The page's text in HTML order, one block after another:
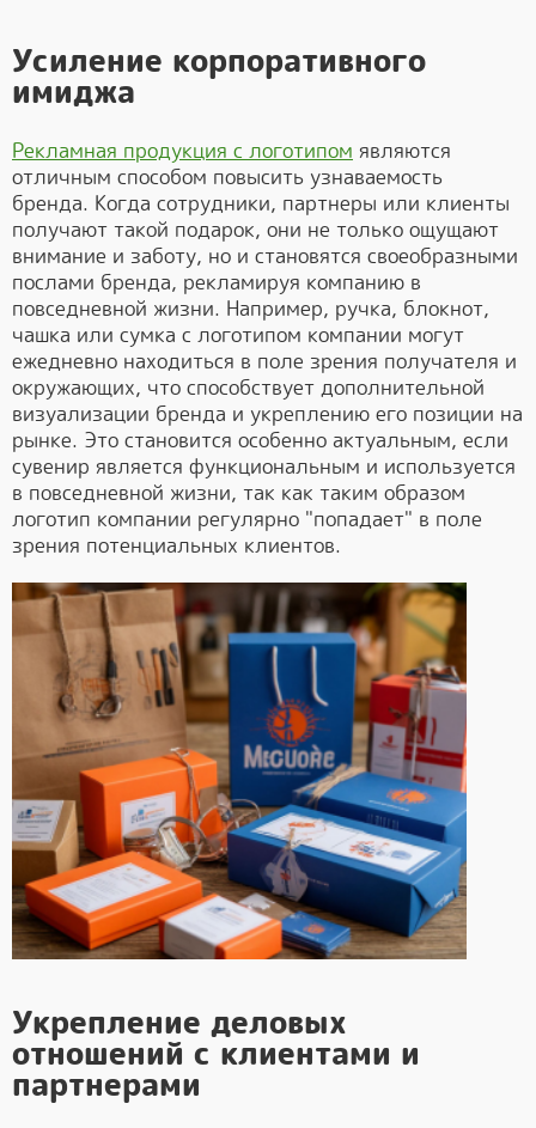
Усиление корпоративного
имиджа
Рекламная продукция с логотипом являются
отличным способом повысить узнаваемость
бренда. Когда сотрудники, партнеры или клиенты
получают такой подарок, они не только ощущают
внимание и заботу, но и становятся своеобразными
послами бренда, рекламируя компанию в
повседневной жизни. Например, ручка, блокнот,
чашка или сумка с логотипом компании могут
ежедневно находиться в поле зрения получателя и
окружающих, что способствует дополнительной
визуализации бренда и укреплению его позиции на
рынке. Это становится особенно актуальным, если
сувенир является функциональным и используется
в повседневной жизни, так как таким образом
логотип компании регулярно "попадает" в поле
зрения потенциальных клиентов.
Укрепление деловых
отношений с клиентами и
партнерами